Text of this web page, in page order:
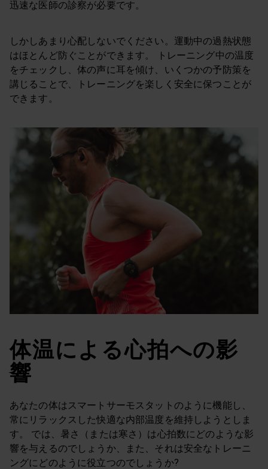
迅速な医師の診察が必要です。
しかしあまり心配しないでください。運動中の過熱状態
はほとんど防ぐことができます。 トレーニング中の温度
をチェックし、体の声に耳を傾け、いくつかの予防策を
講じることで、トレーニングを楽しく安全に保つことが
できます。
体温による心拍への影
響
あなたの体はスマートサーモスタットのように機能し、
常にリラックスした快適な内部温度を維持しようとしま
す。 では、暑さ（または寒さ）は心拍数にどのような影
響を与えるのでしょうか、また、それは安全なトレーニ
ングにどのように役立つのでしょうか?